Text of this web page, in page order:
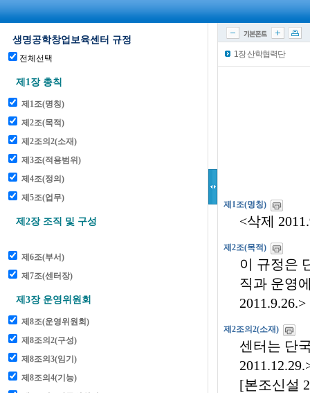
1장 산학협력단